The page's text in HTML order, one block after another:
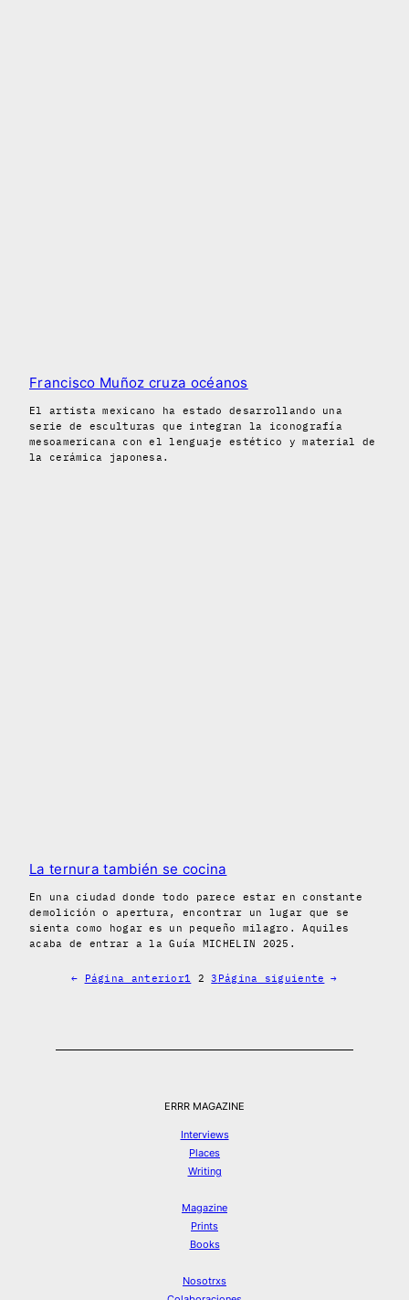
Francisco Muñoz cruza océanos
El artista mexicano ha estado desarrollando una
serie de esculturas que integran la iconografía
mesoamericana con el lenguaje estético y material de
la cerámica japonesa.
La ternura también se cocina
En una ciudad donde todo parece estar en constante
demolición o apertura, encontrar un lugar que se
sienta como hogar es un pequeño milagro. Aquiles
acaba de entrar a la Guía MICHELIN 2025.
← Página anterior1 2 3 Página siguiente →
ERRR MAGAZINE
Interviews
Places
Writing
Magazine
Prints
Books
Nosotrxs